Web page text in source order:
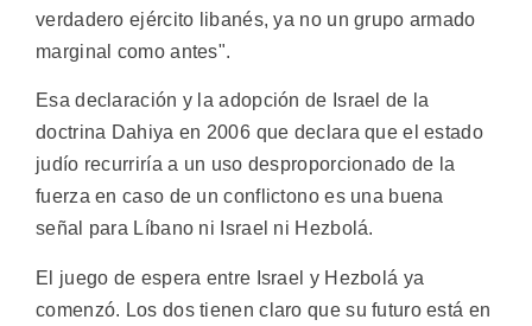
verdadero ejército libanés, ya no un grupo armado
marginal como antes".
Esa declaración y la adopción de Israel de la
doctrina Dahiya en 2006 que declara que el estado
judío recurriría a un uso desproporcionado de la
fuerza en caso de un conflictono es una buena
señal para Líbano ni Israel ni Hezbolá.
El juego de espera entre Israel y Hezbolá ya
comenzó. Los dos tienen claro que su futuro está en